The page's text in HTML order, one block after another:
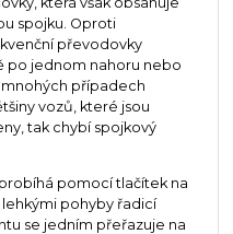
spojku. Oproti
převodovky
po jednom nahoru nebo
mnohých případech
vozů, které jsou
tak chybí spojkový
pomocí tlačítek na
pohyby řadicí
se jedním přeřazuje na